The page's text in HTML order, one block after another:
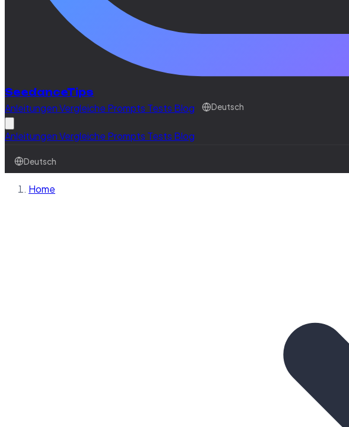
SeedanceTips
AnleitungenVergleiche Prompts Tests Blog Deutsch
AnleitungenVergleiche Prompts Tests Blog
Deutsch
Home